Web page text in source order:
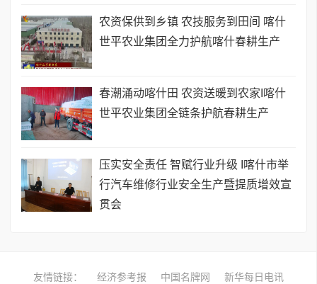
农资保供到乡镇 农技服务到田间 喀什
世平农业集团全力护航喀什春耕生产
春潮涌动喀什田 农资送暖到农家I喀什
世平农业集团全链条护航春耕生产
压实安全责任 智赋行业升级 I喀什市举
行汽车维修行业安全生产暨提质增效宣
贯会
友情链接： 经济参考报 中国名牌网 新华每日电讯